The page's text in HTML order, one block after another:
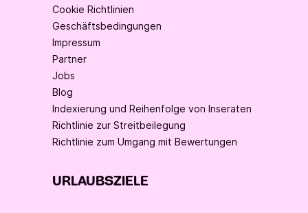
Cookie Richtlinien
Geschäftsbedingungen
Impressum
Partner
Jobs
Blog
Indexierung und Reihenfolge von Inseraten
Richtlinie zur Streitbeilegung
Richtlinie zum Umgang mit Bewertungen
URLAUBSZIELE